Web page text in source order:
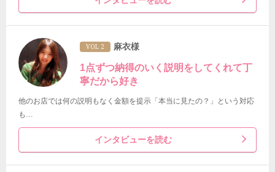
VOL 2 麻衣様
1点ずつ納得のいく説明をしてくれて丁
寧だから好き
他のお店では何の説明もなく金額を提示「本当に見たの？」という対応
も…
インタビューを読む